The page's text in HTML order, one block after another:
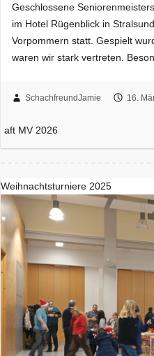
Geschlossene
im Hotel Rügenblick in
Vorpommern statt. Gespielt
waren wir stark vertreten.
SchachfreundJamie 16.
aft MV 2026
Weihnachtsturniere 2025